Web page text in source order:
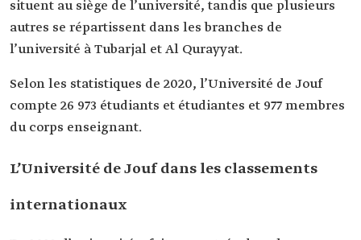
situent au siège de l’université, tandis que plusieurs
autres se répartissent dans les branches de
l’université à Tubarjal et Al Qurayyat.
Selon les statistiques de 2020, l’Université de Jouf
compte 26 973 étudiants et étudiantes et 977 membres
du corps enseignant.
L’Université de Jouf dans les classements
internationaux